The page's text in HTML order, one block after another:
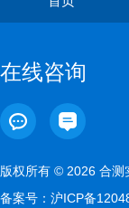
在线咨询
版权所有 © 2026 合
备案号： 沪ICP备